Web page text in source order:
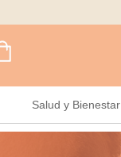
Salud y Bienestar